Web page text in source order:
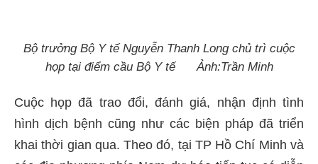
Bộ trưởng Bộ Y tế Nguyễn Thanh Long chủ trì cuộc
họp tại điểm cầu Bộ Y tế Ảnh:Trần Minh
Cuộc họp đã trao đổi, đánh giá, nhận định tình
hình dịch bệnh cũng như các biện pháp đã triển
khai thời gian qua. Theo đó, tại TP Hồ Chí Minh và